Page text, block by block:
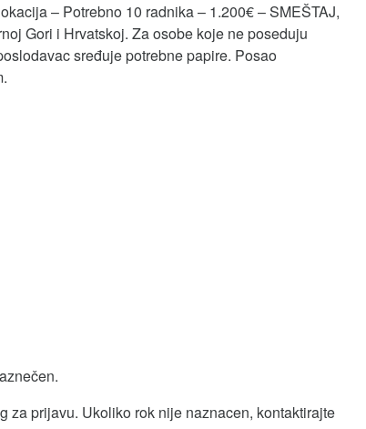
– Potrebno 10 radnika – 1.200€ – SMEŠTAJ,
Gori i Hrvatskoj. Za osobe koje ne poseduju
sređuje potrebne papire. Posao
za prijavu. Ukoliko rok nije naznacen, kontaktirajte